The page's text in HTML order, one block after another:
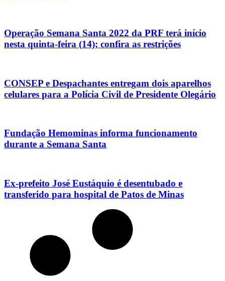
Operação Semana Santa 2022 da PRF terá início
nesta quinta-feira (14); confira as restrições
CONSEP e Despachantes entregam dois aparelhos
celulares para a Polícia Civil de Presidente Olegário
Fundação Hemominas informa funcionamento
durante a Semana Santa
Ex-prefeito José Eustáquio é desentubado e
transferido para hospital de Patos de Minas